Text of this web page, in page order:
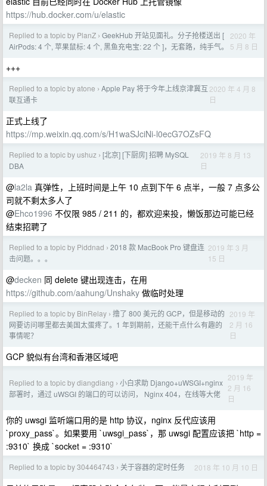
https://hub.docker.com/u/elastic
Replied to a topic by PlanZ › GeekHub 开站见面礼。分子抢楼送出 [
AirPods: 4 个, 苹果鼠标: 4 个, 黑鱼充电宝: 22 个 ]，无套路，纯手气。
2020 年
5 月 8 日
+++
Replied to a topic by atone › Apple Pay 将于今年上线京津冀互
联互通卡
2020 年 4 月 8
日
正式上线了
https://mp.weixin.qq.com/s/H1waSJciNi-l0ecG7OZsFQ
Replied to a topic by ushuz › [北京] [下厨房] 招聘 MySQL
DBA
2019 年 8 月 13
日
@la2la 真弹性，上班时间是上午 10 点到下午 6 点半，一般 7 点多公
司就不剩太多人了
@Ehco1996 不仅限 985 / 211 的，都欢迎来投，懒饭那边可能已经
结束招聘了
Replied to a topic by Piddnad › 2018 款 MacBook Pro 键盘连
击问题。。。
2019 年 3 月
15 日
@decken 同 delete 键出现连击，在用
https://github.com/aahung/Unshaky 做临时处理
Replied to a topic by BinRelay › 撸了 800 美元的 GCP，但是移动的
网要访问哪里都去美国太蛋疼了。1 年到期前，还能干点什么有趣的
事情呢？
2019 年
2 月 16
日
GCP 貌似有台湾和香港区域吧
Replied to a topic by diangdiang › 小白求助 Django+uWSGI+nginx
部署时，通过 uWSGI 的端口的可以访问， Nginx 404，在线等大佬
2019 年
2 月 16
日
你的 uwsgi 监听端口用的是 http 协议，nginx 反代应该用
`proxy_pass`。如果要用 `uwsgi_pass`，那 uwsgi 配置应该把 `http =
:9310` 换成 `socket = :9310`
Replied to a topic by 304464743 › 关于容器的定时任务 2018 年 10 月 10 日